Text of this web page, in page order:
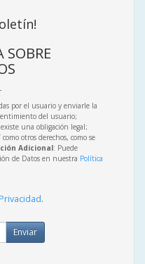
SOBRE
por el usuario y enviarle la
del usuario;
una obligación legal;
otros derechos, como se
Adicional: Puede
de Datos en nuestra Política
.
Enviar